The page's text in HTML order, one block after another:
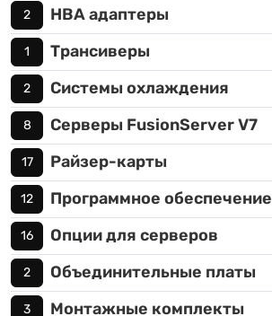
2 HBA адаптеры
1 Трансиверы
2 Системы охлаждения
8 Серверы FusionServer V7
17 Райзер-карты
12 Программное обеспечение
16 Опции для серверов
2 Объединительные платы
3 Монтажные комплекты